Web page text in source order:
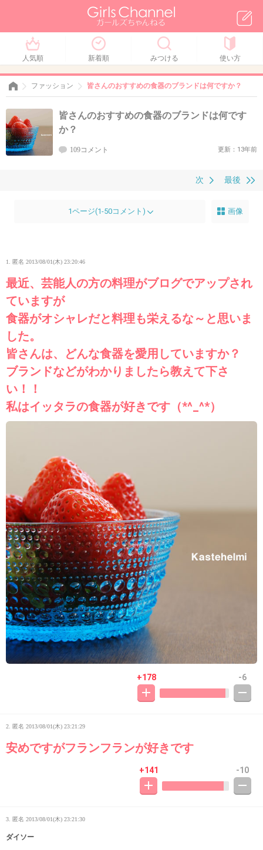
人気順 新着順 みつける 使い方
ファッション 皆さんのおすすめの食器のブランドは何ですか？
皆さんのおすすめの食器のブランドは何です
か？
109コメント 更新：13年前
最後
次
1ページ(1-50コメント) 画像
1. 匿名 2013/08/01(木) 23:20:46
最近、芸能人の方の料理がブログでアップされ
ていますが
食器がオシャレだと料理も栄えるな～と思いま
した。
皆さんは、どんな食器を愛用していますか？
ブランドなどがわかりましたら教えて下さ
い！！
私はイッタラの食器が好きです（*^_^*）
+178 -6
2. 匿名 2013/08/01(木) 23:21:29
安めですがフランフランが好きです
+141 -10
3. 匿名 2013/08/01(木) 23:21:30
ダイソー